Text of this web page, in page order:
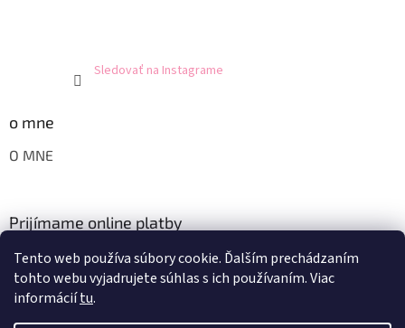
Tento web používa súbory cookie. Ďalším prechádzaním
tohto webu vyjadrujete súhlas s ich používaním. Viac
informáciítu.
Sledovať na Instagrame
o mne
O MNE
Prijímame online platby